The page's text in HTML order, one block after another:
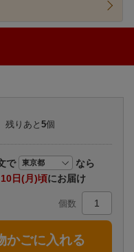
楽天チケット
エンタメニュース
推し楽
残りあと 5個
で
なら
日(月)頃にお届け
個数
かごに入れる